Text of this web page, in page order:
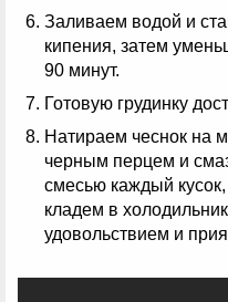
Заливаем водой и
кипения, затем
90 минут.
Готовую грудинку
Натираем чеснок на
черным перцем и
смесью каждый
кладем в
удовольствием и